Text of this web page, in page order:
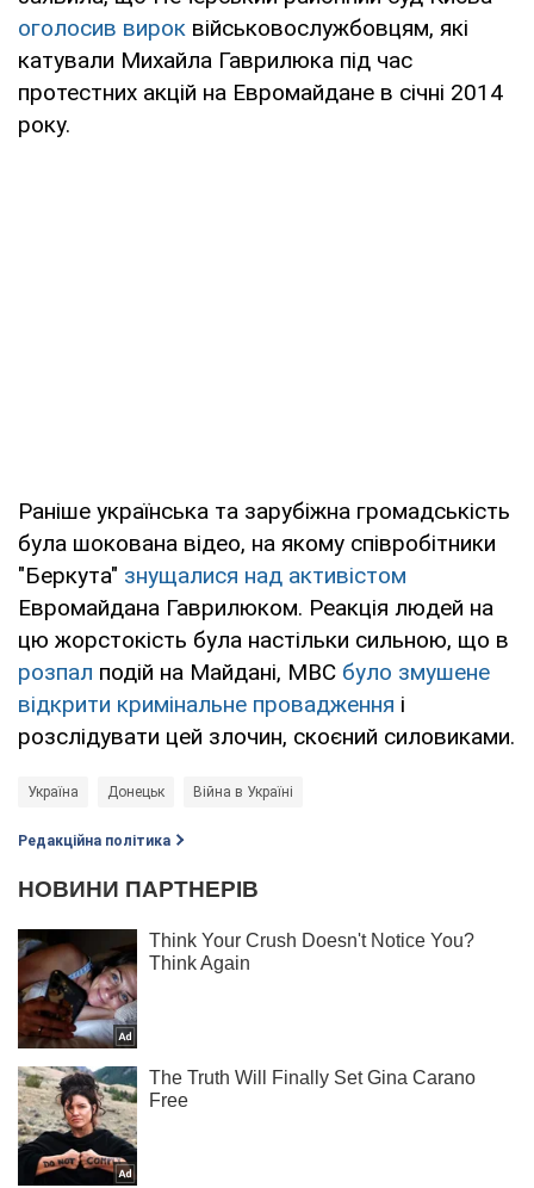
оголосив вирок військовослужбовцям, які
катували Михайла Гаврилюка під час
протестних акцій на Евромайдане в січні 2014
року.
Раніше українська та зарубіжна громадськість
була шокована відео, на якому співробітники
"Беркута" знущалися над активістом
Евромайдана Гаврилюком. Реакція людей на
цю жорстокість була настільки сильною, що в
розпал подій на Майдані, МВС було змушене
відкрити кримінальне провадження і
розслідувати цей злочин, скоєний силовиками.
Україна Донецьк Війна в Україні
Редакційна політика